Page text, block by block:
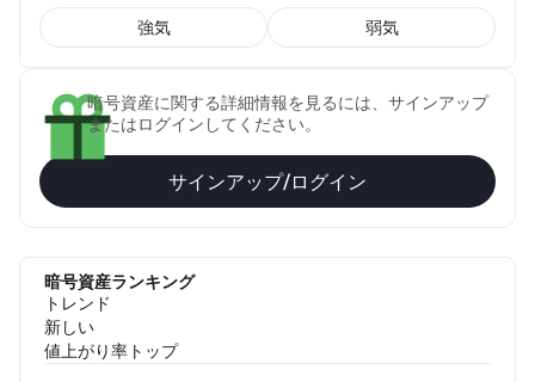
強気 弱気
暗号資産に関する詳細情報を見るには、サインアップ
またはログインしてください。
サインアップ/ログイン
暗号資産ランキング
トレンド
新しい
値上がり率トップ